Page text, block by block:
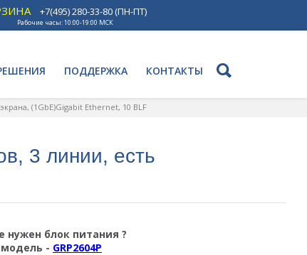
+7(495) 280-33-80 (ПН-ПТ)
Рабочие часы: 10:00-19:00 МСК
ПОДДЕРЖКА КОНТАКТЫ
(1GbE)Gigabit Ethernet, 10 BLF
3 линии, есть
нужен блок питания ?
- GRP2604P